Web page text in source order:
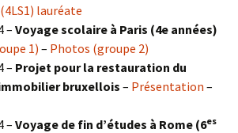
lauréate
– Voyage scolaire à Paris (4e années)
1)– Photos (groupe 2)
– Projet pour la restauration du
bruxellois – Présentation –
– Voyage de fin d’études à Rome (6es